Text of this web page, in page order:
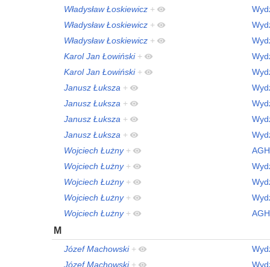
Władysław Łoskiewicz +
Władysław Łoskiewicz +
Władysław Łoskiewicz +
Karol Jan Łowiński +
Karol Jan Łowiński +
Janusz Łuksza +
Janusz Łuksza +
Janusz Łuksza +
Janusz Łuksza +
Wojciech Łużny +
AGH
Wojciech Łużny +
Wojciech Łużny +
Wojciech Łużny +
Wojciech Łużny + AGH
M
Józef Machowski +
Józef Machowski +